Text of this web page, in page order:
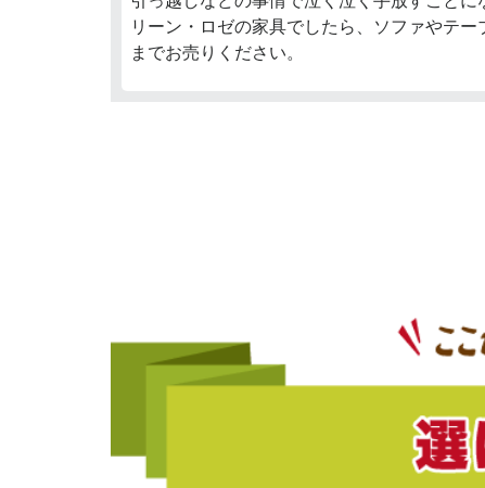
リーン・ロゼの家具でしたら、ソファやテ
までお売りください。